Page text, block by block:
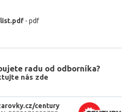
- pdf
radu od odborníka?
nás zde
century